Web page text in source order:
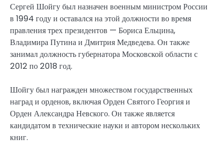
Сергей Шойгу был назначен военным министром России
в 1994 году и оставался на этой должности во время
правления трех президентов — Бориса Ельцина,
Владимира Путина и Дмитрия Медведева. Он также
занимал должность губернатора Московской области с
2012 по 2018 год.
Шойгу был награжден множеством государственных
наград и орденов, включая Орден Святого Георгия и
Орден Александра Невского. Он также является
кандидатом в технические науки и автором нескольких
книг.